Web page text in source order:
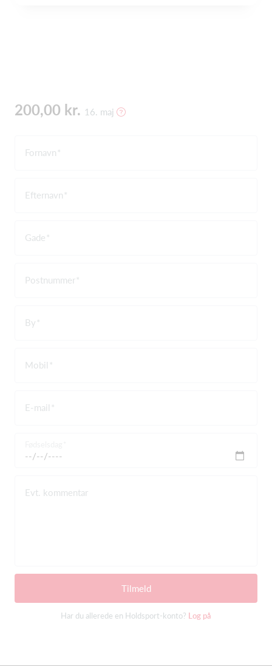
200,00 kr. 16. maj
Fornavn
Efternavn
Gade
Postnummer
By
Mobil
E-mail
Evt. kommentar
Tilmeld
Har du allerede en Holdsport-konto? Log på